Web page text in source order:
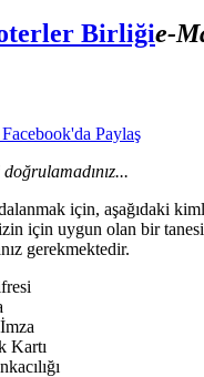
Birliğie-
Facebook'da Paylaş
için, aşağıdaki
için uygun olan bir
gerekmektedir.
Kartı